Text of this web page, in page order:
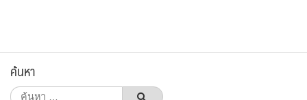
ค้นหา
ค้นหา